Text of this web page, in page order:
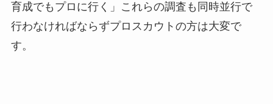
育成でもプロに行く」これらの調査も同時並行で
行わなければならずプロスカウトの方は大変で
す。